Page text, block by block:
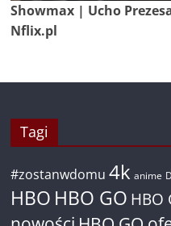
Showmax | Ucho
Nflix.pl
Tagi
#zostanwdomu 4k anime
HBO HBO GO HBO